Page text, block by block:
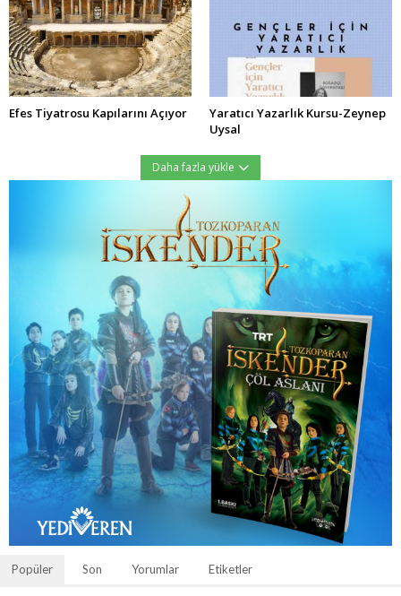
Efes Tiyatrosu Kapılarını Açıyor
Yaratıcı Yazarlık Kursu-Zeynep
Uysal
Daha fazla yükle
Popüler Son Yorumlar Etiketler